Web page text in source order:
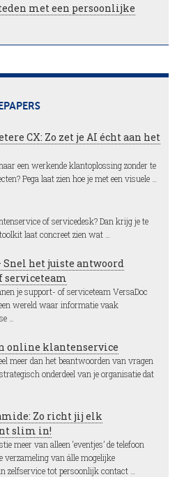
met een persoonlijke
CX: Zo zet je AI écht aan het
een werkende klantoplossing zonder te
Pega laat zien hoe je met een visuele …
of servicedesk? Dan krijg je te
laat concreet zien wat …
Snel het juiste antwoord
serviceteam
je support- of serviceteam VersaDoc
wereld waar informatie vaak
…
online klantenservice
meer dan het beantwoorden van vragen
onderdeel van je organisatie dat
Zo richt jij elk
slim in!
meer van alleen ‘eventjes’ de telefoon
verzameling van álle mogelijke
zelfservice tot persoonlijk contact …